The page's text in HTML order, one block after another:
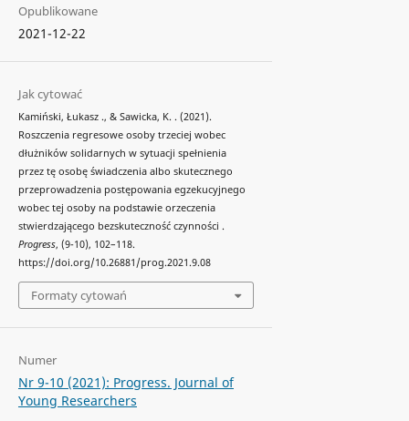
Opublikowane
2021-12-22
Jak cytować
Kamiński, Łukasz ., & Sawicka, K. . (2021).
Roszczenia regresowe osoby trzeciej wobec
dłużników solidarnych w sytuacji spełnienia
przez tę osobę świadczenia albo skutecznego
przeprowadzenia postępowania egzekucyjnego
wobec tej osoby na podstawie orzeczenia
stwierdzającego bezskuteczność czynności .
Progress, (9-10), 102–118.
https://doi.org/10.26881/prog.2021.9.08
Formaty cytowań
Numer
Nr 9-10 (2021): Progress. Journal of
Young Researchers